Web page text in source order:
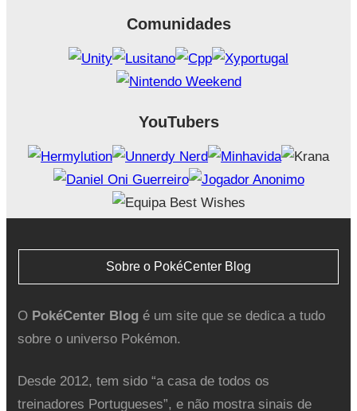
Comunidades
YouTubers
Sobre o PokéCenter Blog
O PokéCenter Blogé um site que se dedica a tudo
sobre o universo Pokémon.
Desde 2012, tem sido “a casa de todos os
treinadores Portugueses”, e não mostra sinais de